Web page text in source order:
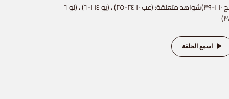
(نح ١٠ ١-٣٩)شواهد متعلقة: (عب ١٠ ٢٤-٢٥) ، (يو ١٤ ١-٦) ، (لو ٦
اسمع الحلقة